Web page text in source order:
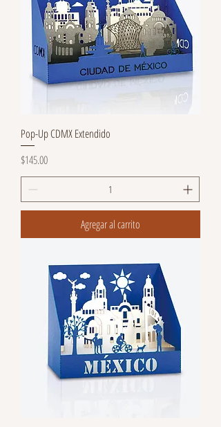
Pop-Up CDMX Extendido
Precio
$145.00
Agregar al carrito